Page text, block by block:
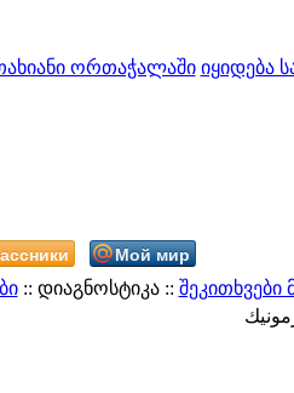
ორთაჭალაში იყიდება
Мой мир
:: დიაგნოსტიკა :: შეკითხვები